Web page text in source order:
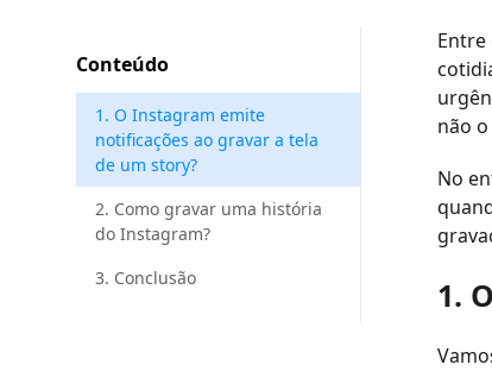
Conteúdo
1. O Instagram emite
notificações ao gravar a tela
de um story?
2. Como gravar uma história
do Instagram?
3. Conclusão
não
No
1.